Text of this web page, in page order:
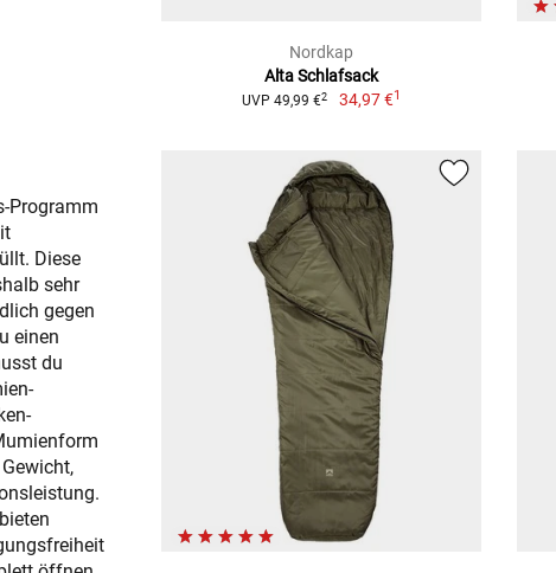
Programm
Diese
sehr
gegen
einen
du
Nordkap
Alta Schlafsack
UVP 49,99 €2 34,97 €1